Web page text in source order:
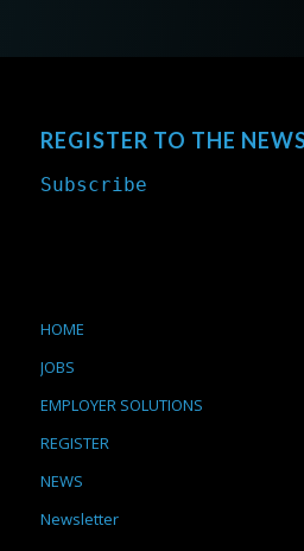
REGISTER TO THE
Subscribe
HOME
JOBS
EMPLOYER SOLUTIONS
REGISTER
NEWS
Newsletter